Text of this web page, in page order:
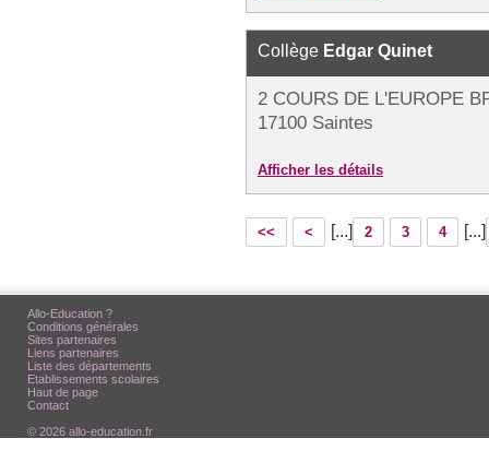
Collège Edgar Quinet
2 COURS DE L'EUROPE
17100 Saintes
Afficher les détails
<< < [...] 2 3 4 [...]
Allo-Education ?
Conditions générales
Sites partenaires
Liens partenaires
Liste des départements
Etablissements scolaires
Haut de page
Contact
© 2026 allo-education.fr